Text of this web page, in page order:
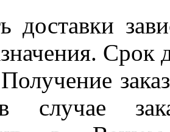
доставки
Срок
случае